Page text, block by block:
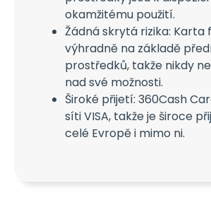
okamžitému použití.
Žádná skrytá rizika: Karta
výhradně na základě
prostředků, takže nikdy
nad své možnosti.
Široké přijetí: 360Cash
síti VISA, takže je široce
celé Evropě i mimo ni.